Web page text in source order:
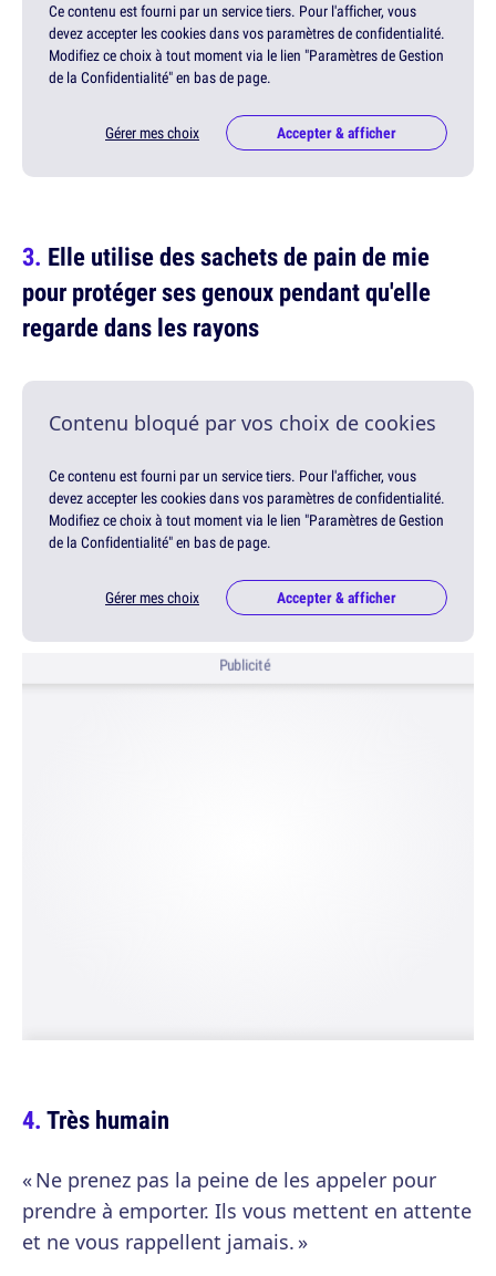
Ce contenu est fourni par un service tiers. Pour l'afficher, vous
devez accepter les cookies dans vos paramètres de confidentialité.
Modifiez ce choix à tout moment via le lien "Paramètres de Gestion
de la Confidentialité" en bas de page.
Gérer mes choix Accepter & afficher
Elle utilise des sachets de pain de mie
pour protéger ses genoux pendant qu'elle
regarde dans les rayons
Contenu bloqué par vos choix de cookies
Ce contenu est fourni par un service tiers. Pour l'afficher, vous
devez accepter les cookies dans vos paramètres de confidentialité.
Modifiez ce choix à tout moment via le lien "Paramètres de Gestion
de la Confidentialité" en bas de page.
Gérer mes choix Accepter & afficher
Publicité
Très humain
« Ne prenez pas la peine de les appeler pour
prendre à emporter. Ils vous mettent en attente
et ne vous rappellent jamais. »